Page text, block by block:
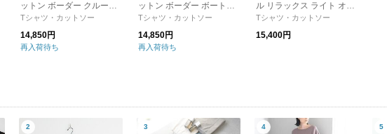
ットン ボーダー クルーネ
ック 長袖 プルオーバー シ
ck-same1-ms
Tシャツ・カットソー
14,850円
再入荷待ち
ットン ボーダー ボートネ
ック リラックス 長袖 プル
boat-neck-relax-ms
Tシャツ・カットソー
14,850円
再入荷待ち
ル リラックス ライト オー
ガニック コットン ボーダ
al relax / light” naval-relax-
Tシャツ・カットソー
15,400円